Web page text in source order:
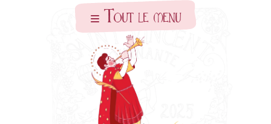
Skip to main contentTout le menu